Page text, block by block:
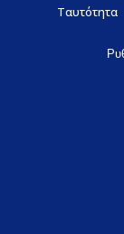
Ταυτότητα